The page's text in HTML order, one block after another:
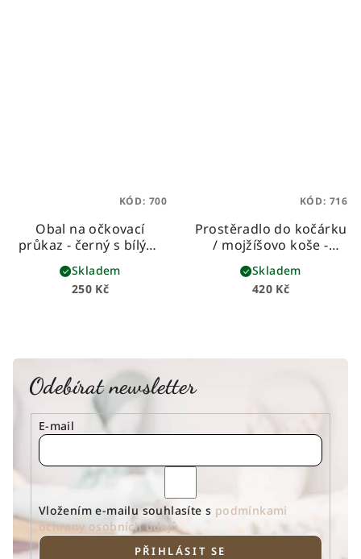
Obal na očkovací
průkaz - černý s bílými
250 Kč
Skladem
KÓD: 700
Prostěradlo do kočárku
/ mojžíšovo koše -
zajíčci
prémiové bavlny
420 Kč
Skladem
KÓD: 716
Odebírat newsletter
E-mail
Vložením e-mailu souhlasíte s podmínkami
ochrany osobních údajů
PŘIHLÁSIT SE